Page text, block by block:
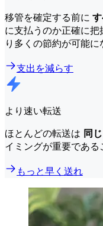
移管を確定する前に
に支払うのか正確に
り多くの節約が可能に
支出を減らす
より速い転送
ほとんどの転送は 同
イミングが重要である
もっと早く送れ